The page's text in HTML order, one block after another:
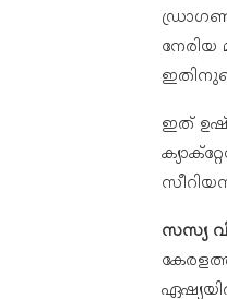
ഡ്രാഗൺ
നേരിയ
ഇത്
സസ്യ